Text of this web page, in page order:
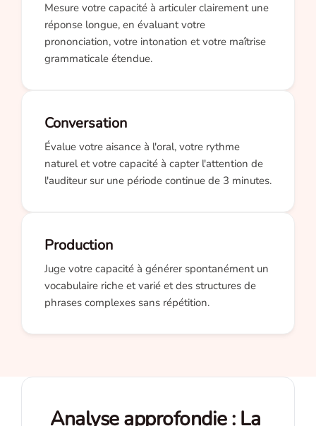
Mesure votre capacité à articuler clairement une
réponse longue, en évaluant votre
prononciation, votre intonation et votre maîtrise
grammaticale étendue.
Conversation
Évalue votre aisance à l'oral, votre rythme
naturel et votre capacité à capter l'attention de
l'auditeur sur une période continue de 3 minutes.
Production
Juge votre capacité à générer spontanément un
vocabulaire riche et varié et des structures de
phrases complexes sans répétition.
Analyse approfondie : La